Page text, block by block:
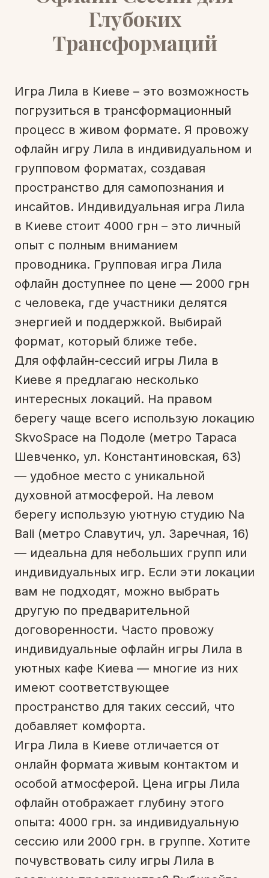
Глубоких
Трансформаций
Игра Лила в Киеве – это возможность
погрузиться в трансформационный
процесс в живом формате. Я провожу
офлайн игру Лила в индивидуальном и
групповом форматах, создавая
пространство для самопознания и
инсайтов. Индивидуальная игра Лила
в Киеве стоит 4000 грн – это личный
опыт с полным вниманием
проводника. Групповая игра Лила
офлайн доступнее по цене — 2000 грн
с человека, где участники делятся
энергией и поддержкой. Выбирай
формат, который ближе тебе.
Для оффлайн-сессий игры Лила в
Киеве я предлагаю несколько
интересных локаций. На правом
берегу чаще всего использую локацию
SkvoSpace на Подоле (метро Тараса
Шевченко, ул. Константиновская, 63)
— удобное место с уникальной
духовной атмосферой. На левом
берегу использую уютную студию Na
Bali (метро Славутич, ул. Заречная, 16)
— идеальна для небольших групп или
индивидуальных игр. Если эти локации
вам не подходят, можно выбрать
другую по предварительной
договоренности. Часто провожу
индивидуальные офлайн игры Лила в
уютных кафе Киева — многие из них
имеют соответствующее
пространство для таких сессий, что
добавляет комфорта.
Игра Лила в Киеве отличается от
онлайн формата живым контактом и
особой атмосферой. Цена игры Лила
офлайн отображает глубину этого
опыта: 4000 грн. за индивидуальную
сессию или 2000 грн. в группе. Хотите
почувствовать силу игры Лила в